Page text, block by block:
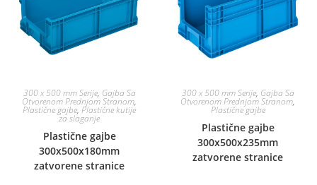
300 x 500 mm Serije, Gajba Sa
Otvorenom Prednjom Stranom,
Plastične gajbe, Plastične kutije
za slaganje
Plastične gajbe
300x500x180mm
zatvorene stranice
300 x 500 mm Serije, Gajba Sa
Otvorenom Prednjom Stranom,
Plastične gajbe
Plastične gajbe
300x500x235mm
zatvorene stranice